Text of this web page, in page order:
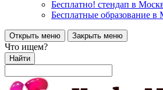
Бесплатно! стендап в
Бесплатные образование в
Открыть меню Закрыть меню
Что ищем?
Найти